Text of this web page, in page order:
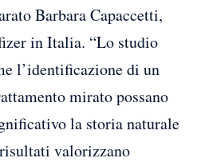
Barbara Capaccetti,
in Italia. “Lo studio
l’identificazione di un
mirato possano
la storia naturale
valorizzano